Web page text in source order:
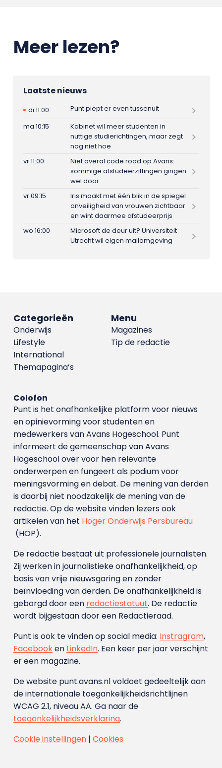
Meer lezen?
Laatste nieuws
di 11:00
Punt piept er even tussenuit
ma 10:15
Kabinet wil meer studenten in
nuttige studierichtingen, maar zegt
nog niet hoe
vr 11:00
Niet overal code rood op Avans:
sommige afstudeerzittingen gingen
wel door
vr 09:15
Iris maakt met één blik in de spiegel
onveiligheid van vrouwen zichtbaar
en wint daarmee afstudeerprijs
wo 16:00
Microsoft de deur uit? Universiteit
Utrecht wil eigen mailomgeving
Menu
Magazines
Tip de redactie
Categorieën
Onderwijs
Lifestyle
International
Themapagina’s
Colofon
Punt is het onafhankelijke platform voor nieuws
en opinievorming voor studenten en
medewerkers van Avans Hoge­school. Punt
informeert de gemeenschap van Avans
Hogeschool over voor hen relevante
onderwerpen en fungeert als podium voor
meningsvorming en debat. De mening van derden
is daarbij niet noodzakelijk de mening van de
redactie. Op de website vinden lezers ook
artikelen van het Hoger Onderwijs Persbureau
(HOP).
De redactie bestaat uit professionele journalisten.
Zij werken in journalistieke onafhankelijkheid, op
basis van vrije nieuwsgaring en zonder
beïnvloeding van derden. De onafhankelijkheid is
geborgd door een redactiestatuut. De redactie
wordt bijgestaan door een Redactieraad.
Punt is ook te vinden op social media: Instragram,
Facebooken LinkedIn. Een keer per jaar verschijnt
er een magazine.
De website punt.avans.nl voldoet gedeeltelijk aan
de internationale toegankelijkheidsrichtlijnen
WCAG 2.1, niveau AA. Ga naar de
toegankelijkheidsverklaring.
Cookie instellingen| Cookies